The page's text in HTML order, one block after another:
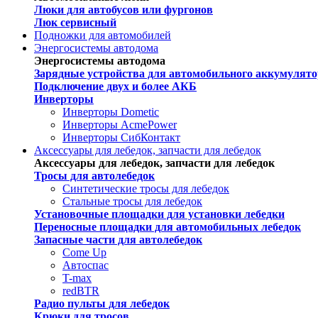
Люки для автобусов или фургонов
Люк сервисный
Подножки для автомобилей
Энергосистемы автодома
Энергосистемы автодома
Зарядные устройства для автомобильного
Подключение двух и более АКБ
Инверторы
Инверторы Dometic
Инверторы AcmePower
Инверторы СибКонтакт
Аксессуары для лебедок, запчасти для лебедок
Аксессуары для лебедок, запчасти для лебедок
Тросы для автолебедок
Синтетические тросы для лебедок
Стальные тросы для лебедок
Установочные площадки для установки лебедки
Переносные площадки для автомобильных лебедок
Запасные части для автолебедок
Come Up
Автоспас
T-max
redBTR
Радио пульты для лебедок